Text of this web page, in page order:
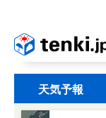
天気予報